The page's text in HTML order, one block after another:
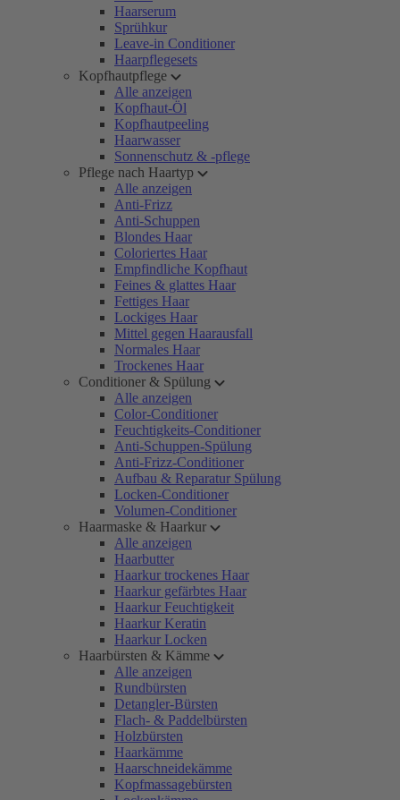
Haarserum
Sprühkur
Leave-in Conditioner
Haarpflegesets
Kopfhautpflege
Alle anzeigen
Kopfhaut-Öl
Kopfhautpeeling
Haarwasser
Sonnenschutz & -pflege
Pflege nach Haartyp
Alle anzeigen
Anti-Frizz
Anti-Schuppen
Blondes Haar
Coloriertes Haar
Empfindliche Kopfhaut
Feines & glattes Haar
Fettiges Haar
Lockiges Haar
Mittel gegen Haarausfall
Normales Haar
Trockenes Haar
Conditioner & Spülung
Alle anzeigen
Color-Conditioner
Feuchtigkeits-Conditioner
Anti-Schuppen-Spülung
Anti-Frizz-Conditioner
Aufbau & Reparatur Spülung
Locken-Conditioner
Volumen-Conditioner
Haarmaske & Haarkur
Alle anzeigen
Haarbutter
Haarkur trockenes Haar
Haarkur gefärbtes Haar
Haarkur Feuchtigkeit
Haarkur Keratin
Haarkur Locken
Haarbürsten & Kämme
Alle anzeigen
Rundbürsten
Detangler-Bürsten
Flach- & Paddelbürsten
Holzbürsten
Haarkämme
Haarschneidekämme
Kopfmassagebürsten